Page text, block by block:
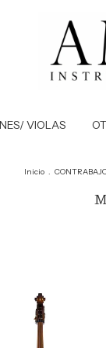
VIOLAS
Inicio .